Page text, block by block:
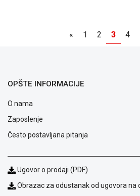
« 1 2 3 4
OPŠTE INFORMACIJE
O nama
Zaposlenje
Često postavljana pitanja
Ugovor o prodaji (PDF)
Obrazac za odustanak od ugovora na